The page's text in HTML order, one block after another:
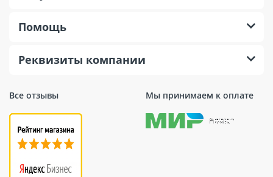
Все отзывы Мы принимаем к оплате
Помощь
Реквизиты компании